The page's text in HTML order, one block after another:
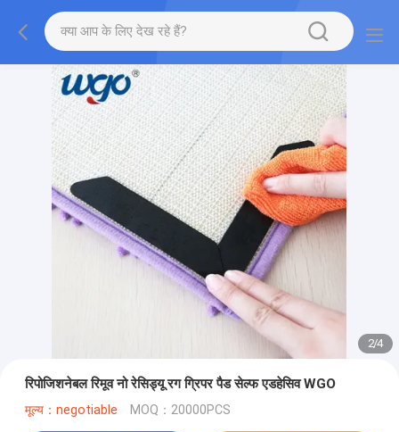
2/4
रिपोजिशनेबल रिमूव नो रेसिड्यू रग ग्रिपर पैड सेल्फ एडहेसिव WGO
मूल्य：negotiable MOQ：20000PCS